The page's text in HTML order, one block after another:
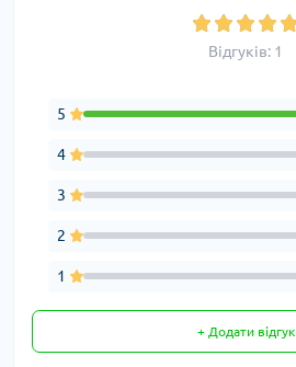
Відгуків: 1
5
4
3
2
1
+ Додати відгук